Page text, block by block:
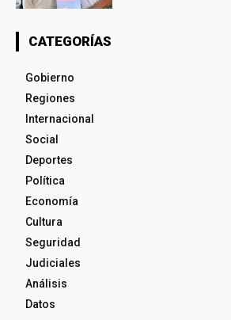
CATEGORÍAS
Gobierno
Regiones
Internacional
Social
Deportes
Política
Economía
Cultura
Seguridad
Judiciales
Análisis
Datos